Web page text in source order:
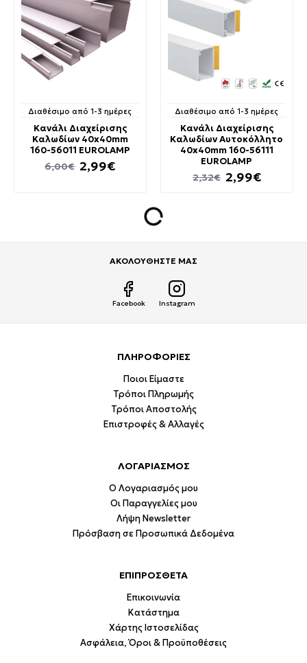
Διαθέσιμο από 1-3 ημέρες
Κανάλι Διαχείρισης
Καλωδίων 40x40mm
160-56011 EUROLAMP
2,99€
6,00€
Διαθέσιμο από 1-3 ημέρες
Κανάλι Διαχείρισης
Καλωδίων Αυτοκόλλητο
40x40mm 160-56111
EUROLAMP
2,99€
2,32€
ΑΚΟΛΟΥΘΗΣΤΕ ΜΑΣ
Facebook Instagram
ΠΛΗΡΟΦΟΡΙΕΣ
Ποιοι Είμαστε
Τρόποι Πληρωμής
Τρόποι Αποστολής
Επιστροφές & Αλλαγές
ΛΟΓΑΡΙΑΣΜΟΣ
Ο Λογαριασμός μου
Οι Παραγγελίες μου
Λήψη Newsletter
Πρόσβαση σε Προσωπικά Δεδομένα
ΕΠΙΠΡΟΣΘΕΤΑ
Επικοινωνία
Κατάστημα
Χάρτης Ιστοσελίδας
Ασφάλεια, Όροι & Προϋποθέσεις